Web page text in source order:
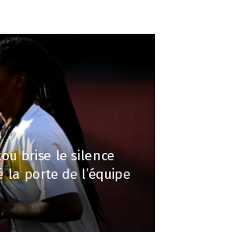
brise le silence
la porte de l’équipe